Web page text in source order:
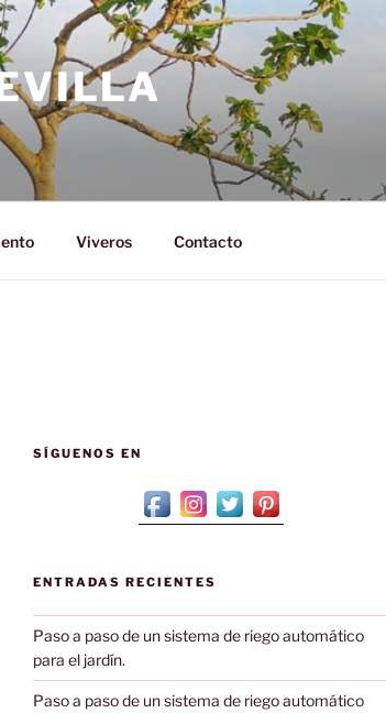
Viveros Contacto
SÍGUENOS EN
ENTRADAS RECIENTES
Paso a paso de un sistema de riego automático
para el jardín.
Paso a paso de un sistema de riego automático